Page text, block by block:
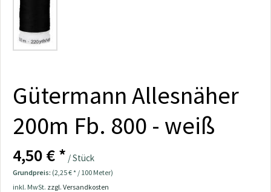
Gütermann Allesnäher
200m Fb. 800 - weiß
4,50 € * / Stück
Grundpreis: (2,25 € * / 100 Meter)
inkl. MwSt. zzgl. Versandkosten